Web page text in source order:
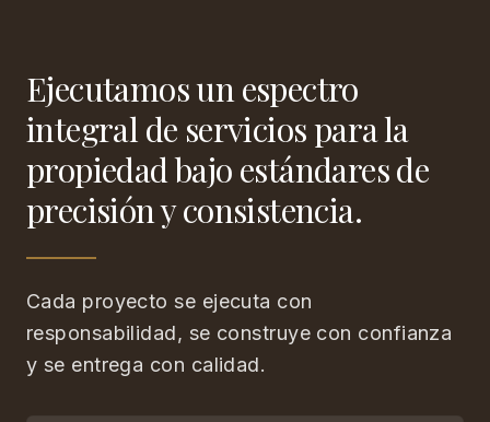
Ejecutamos un espectro
integral de servicios para la
propiedad bajo estándares de
precisión y consistencia.
Cada proyecto se ejecuta con
responsabilidad, se construye con confianza
y se entrega con calidad.